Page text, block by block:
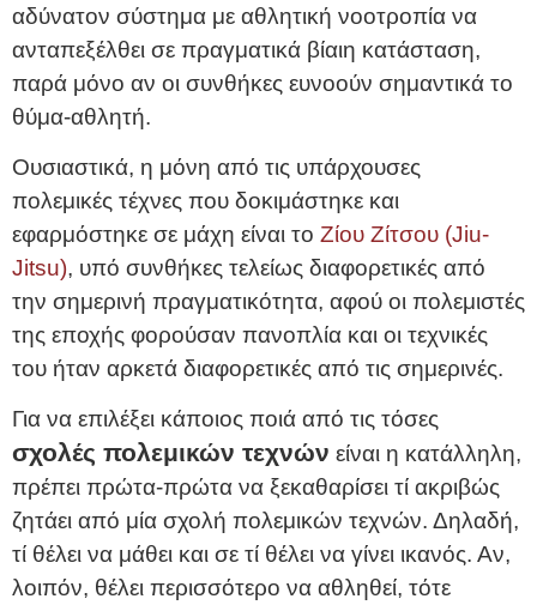
αδύνατον σύστημα με αθλητική νοοτροπία να
ανταπεξέλθει σε πραγματικά βίαιη κατάσταση,
παρά μόνο αν οι συνθήκες ευνοούν σημαντικά το
θύμα-αθλητή.
Ουσιαστικά, η μόνη από τις υπάρχουσες
πολεμικές τέχνες που δοκιμάστηκε και
εφαρμόστηκε σε μάχη είναι το Ζίου Ζίτσου (Jiu-
Jitsu), υπό συνθήκες τελείως διαφορετικές από
την σημερινή πραγματικότητα, αφού οι πολεμιστές
της εποχής φορούσαν πανοπλία και οι τεχνικές
του ήταν αρκετά διαφορετικές από τις σημερινές.
Για να επιλέξει κάποιος ποιά από τις τόσες
σχολές πολεμικών τεχνών είναι η κατάλληλη,
πρέπει πρώτα-πρώτα να ξεκαθαρίσει τί ακριβώς
ζητάει από μία σχολή πολεμικών τεχνών. Δηλαδή,
τί θέλει να μάθει και σε τί θέλει να γίνει ικανός. Αν,
λοιπόν, θέλει περισσότερο να αθληθεί, τότε